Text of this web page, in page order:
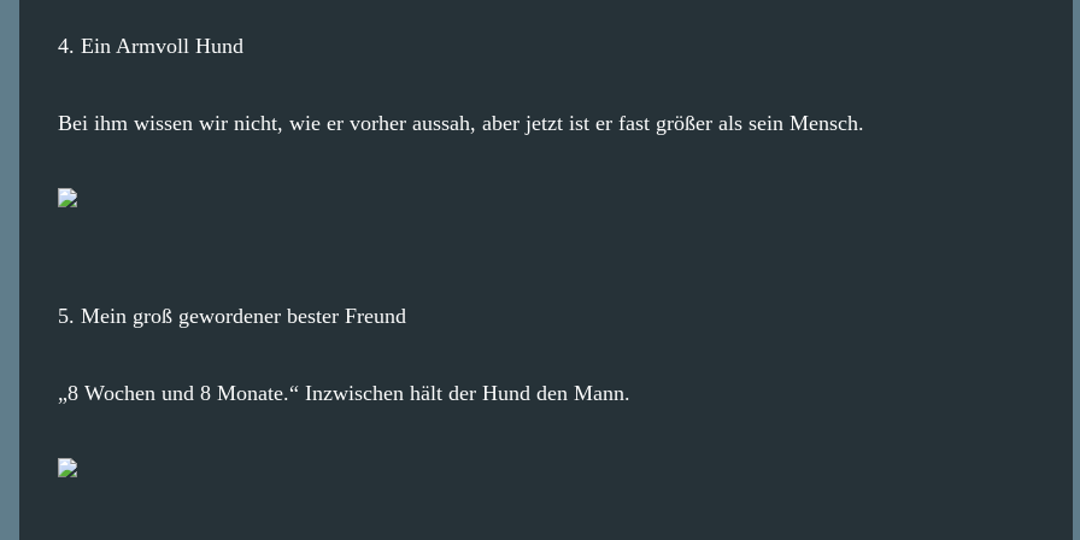
4. Ein Armvoll Hund
Bei ihm wissen wir nicht, wie er vorher aussah, aber jetzt ist er fast größer als sein Mensch.
5. Mein groß gewordener bester Freund
„8 Wochen und 8 Monate.“ Inzwischen hält der Hund den Mann.